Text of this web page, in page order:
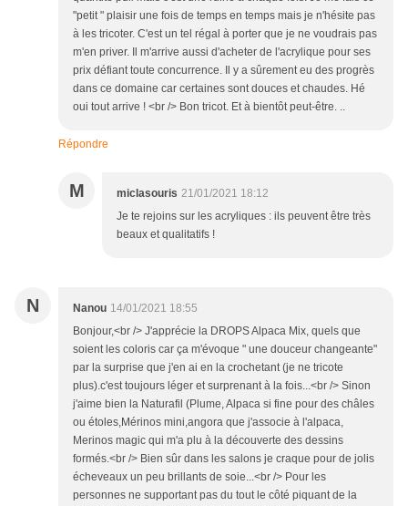
"petit " plaisir une fois de temps en temps mais je n'hésite pas
à les tricoter. C'est un tel régal à porter que je ne voudrais pas
m'en priver. Il m'arrive aussi d'acheter de l'acrylique pour ses
prix défiant toute concurrence. Il y a sûrement eu des progrès
dans ce domaine car certaines sont douces et chaudes. Hé
oui tout arrive ! <br /> Bon tricot. Et à bientôt peut-être. ..
Répondre
M miclasouris 21/01/2021 18:12
Je te rejoins sur les acryliques : ils peuvent être très
beaux et qualitatifs !
N Nanou 14/01/2021 18:55
Bonjour,<br /> J'apprécie la DROPS Alpaca Mix, quels que
soient les coloris car ça m'évoque " une douceur changeante"
par la surprise que j'en ai en la crochetant (je ne tricote
plus).c'est toujours léger et surprenant à la fois...<br /> Sinon
j'aime bien la Naturafil (Plume, Alpaca si fine pour des châles
ou étoles,Mérinos mini,angora que j'associe à l'alpaca,
Merinos magic qui m'a plu à la découverte des dessins
formés.<br /> Bien sûr dans les salons je craque pour de jolis
écheveaux un peu brillants de soie...<br /> Pour les
personnes ne supportant pas du tout le côté piquant de la